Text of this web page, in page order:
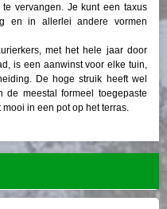
vervangen. Je kunt een taxus
en in allerlei andere vormen
met het hele jaar door
is een aanwinst voor elke tuin,
De hoge struik heeft wel
meestal formeel toegepaste
in een pot op het terras.